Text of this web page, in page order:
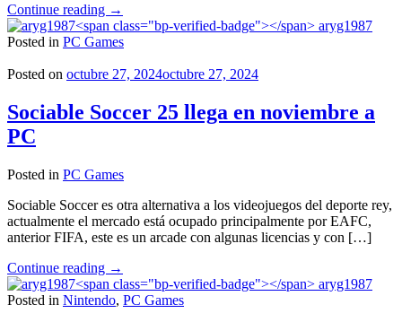
Continue reading "Lanzamientos
de
Noviembre"
→
aryg1987
Posted in PC Games
Posted on octubre 27, 2024octubre 27, 2024
Sociable Soccer 25 llega en noviembre a
PC
Posted in PC Games
Sociable Soccer es otra alternativa a los videojuegos del deporte rey,
actualmente el mercado está ocupado principalmente por EAFC,
anterior FIFA, este es un arcade con algunas licencias y con […]
Continue reading "Sociable
Soccer
25
→
aryg1987
Posted in Nintendo, PC Games